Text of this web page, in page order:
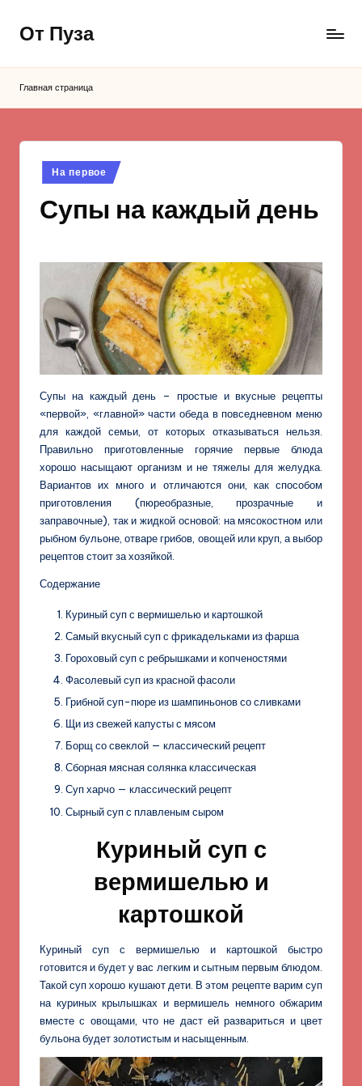
Перейти
содержимому
От Пуза
вкусные
Главная страница
Опубликовано
в
На первое
Супы на каждый день
Супы на каждый день – простые и вкусные рецепты
«первой», «главной» части обеда в повседневном меню
для каждой семьи, от которых отказываться нельзя.
Правильно приготовленные горячие первые блюда
хорошо насыщают организм и не тяжелы для желудка.
Вариантов их много и отличаются они, как способом
приготовления (пюреобразные, прозрачные и
заправочные), так и жидкой основой: на мясокостном или
рыбном бульоне, отваре грибов, овощей или круп, а выбор
рецептов стоит за хозяйкой.
Содержание
Куриный суп с вермишелью и картошкой
Самый вкусный суп с фрикадельками из фарша
Гороховый суп с ребрышками и копченостями
Фасолевый суп из красной фасоли
Грибной суп-пюре из шампиньонов со сливками
Щи из свежей капусты с мясом
Борщ со свеклой — классический рецепт
Сборная мясная солянка классическая
Суп харчо — классический рецепт
Сырный суп с плавленым сыром
Куриный суп с
вермишелью и
картошкой
Куриный суп с вермишелью и картошкой быстро
готовится и будет у вас легким и сытным первым блюдом.
Такой суп хорошо кушают дети. В этом рецепте варим суп
на куриных крылышках и вермишель немного обжарим
вместе с овощами, что не даст ей развариться и цвет
бульона будет золотистым и насыщенным.